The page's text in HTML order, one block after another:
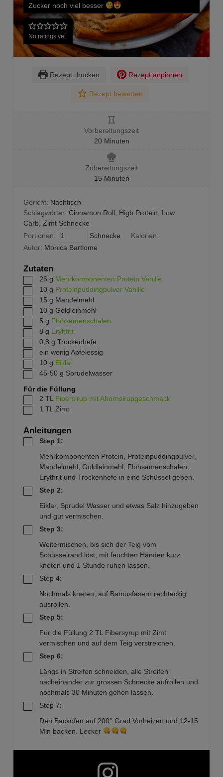
Zucker noch viel besser
No ratings yet
Rezept drucken Rezept anpinnen
Rezept bewerten
Vorbereitungszeit
20 Minuten
Zubereitungszeit
15 Minuten
Gericht: Nachtisch
Schlagwörter: Cinnamon Roll, High Protein, Low
Carb, Zimt Schnecke
Portionen:
Schnecke
Kalorien:
Autor: Monica Bartlome
Zutaten
25 g Mehrkomponenten Protein Vanille
10 g Proteinpuddingpulver Vanille
15 g Mandelmehl
10 g Goldleinmehl
5 g Flohsamenschalen
8 g Eryhtrit
0,8 g Trockenhefe
ein wenig Apfelessig
10 g Eiklar
45-50 g Sprudelwasser
Für die Füllung
2 TL Fibersirup mit Ahornsirupgeschmack
1 TL Zimt
Anleitungen
Step 1:
Mehrkomponenten Protein, Proteinpuddingpulver,
Mandelmehl, Goldleinmehl, Flohsamenschalen,
Erythrit und Trockenhefe in eine Schüssel geben.
Step 2:
Eiklar, Sprudel Wasser und etwas Salz hinzugeben
und gut vermischen.
Step 3:
Weitermischen, bis sich der Teig vom
Schüsselrand löst, mit feuchten Händen kurz
kneten und 1 Stunde ruhen lassen.
Step 4:
Nochmals kneten, auf Bamusfasern rechteckig
ausrollen.
Step 5:
Für die Füllung 2 TL Fibersyrup mit Zimt
vermischen und auf dem Teig verstreichen.
Step 6:
Längs in Streifen schneiden, alle Streifen
nacheinander zur grossen Schnecke aufrollen und
nochmals 30 Minuten gehen lassen.
Step 7:
Den Backofen auf 200° Grad Vorheizen und 12-15
Min backen. Lecker